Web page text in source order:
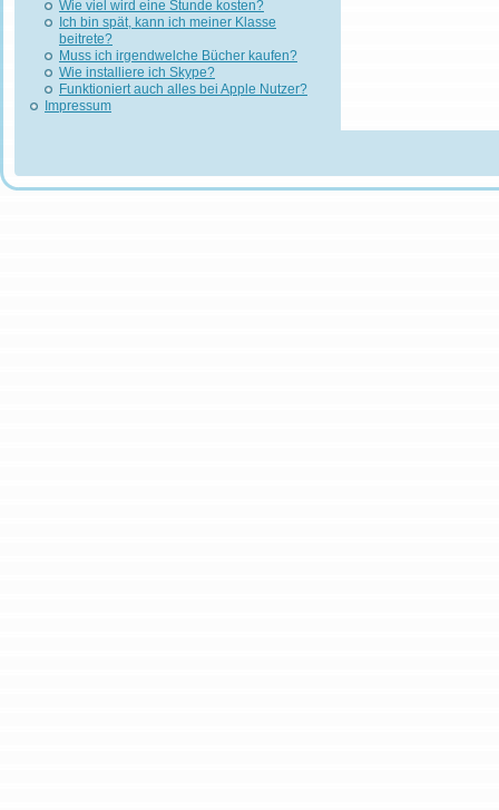
Wie viel wird eine Stunde kosten?
Ich bin spät, kann ich meiner Klasse
beitrete?
Muss ich irgendwelche Bücher kaufen?
Wie installiere ich Skype?
Funktioniert auch alles bei Apple Nutzer?
Impressum